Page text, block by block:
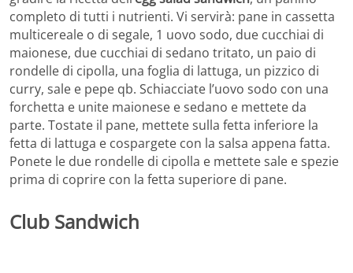
completo di tutti i nutrienti. Vi servirà: pane in cassetta
multicereale o di segale, 1 uovo sodo, due cucchiai di
maionese, due cucchiai di sedano tritato, un paio di
rondelle di cipolla, una foglia di lattuga, un pizzico di
curry, sale e pepe qb. Schiacciate l’uovo sodo con una
forchetta e unite maionese e sedano e mettete da
parte. Tostate il pane, mettete sulla fetta inferiore la
fetta di lattuga e cospargete con la salsa appena fatta.
Ponete le due rondelle di cipolla e mettete sale e spezie
prima di coprire con la fetta superiore di pane.
Club Sandwich